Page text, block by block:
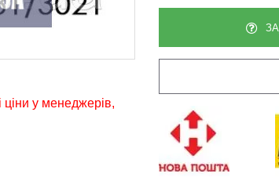
ціни у менеджерів,